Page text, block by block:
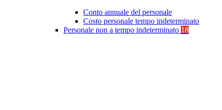
Conto annuale del personale
Costo personale tempo indeterminato
Personale non a tempo indeterminato 18